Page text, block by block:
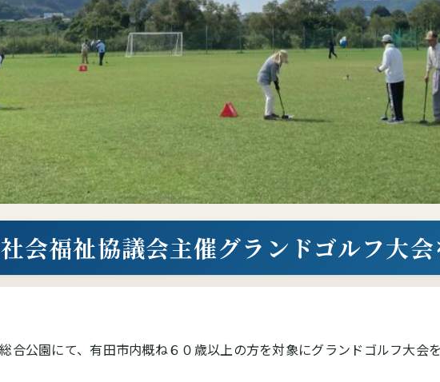
福祉協議会主催グランドゴルフ大会
合公園にて、有田市内概ね６０歳以上の方を対象にグランドゴルフ大会